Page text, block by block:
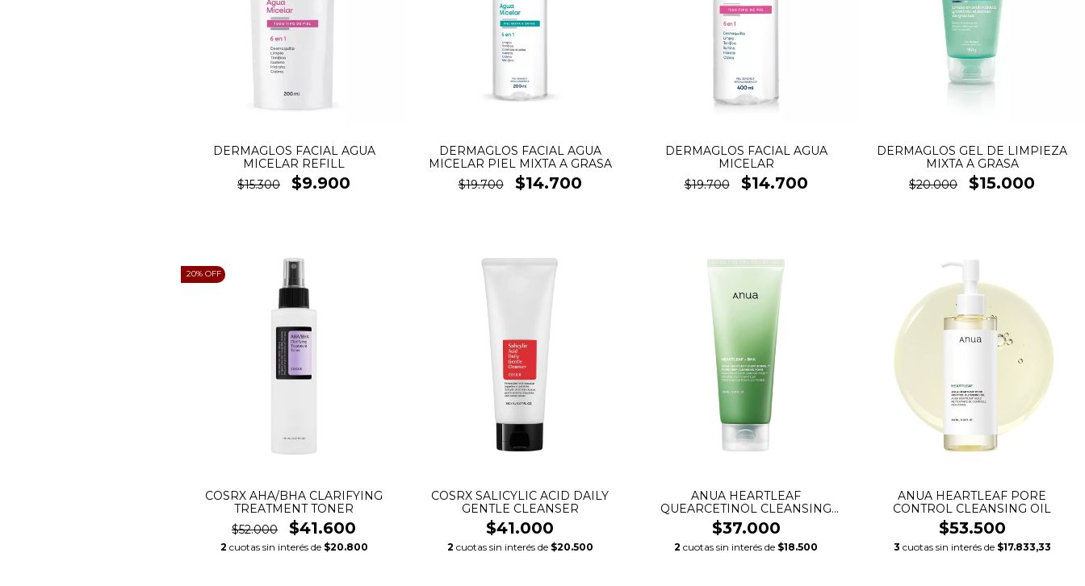
DERMAGLOS FACIAL AGUA
MICELAR REFILL
$15.300
$9.900
DERMAGLOS FACIAL AGUA
MICELAR PIEL MIXTA A GRASA
$19.700
$14.700
DERMAGLOS FACIAL AGUA
MICELAR
$19.700
$14.700
DERMAGLOS GEL DE LIMPIEZA
MIXTA A GRASA
$20.000
$15.000
20% OFF
COSRX AHA/BHA CLARIFYING
TREATMENT TONER
$52.000
$41.600
2 cuotas sin interés de $20.800
COSRX SALICYLIC ACID DAILY
GENTLE CLEANSER
$41.000
2 cuotas sin interés de $20.500
ANUA HEARTLEAF
QUEARCETINOL CLEANSING
FOAM
$37.000
2 cuotas sin interés de $18.500
ANUA HEARTLEAF PORE
CONTROL CLEANSING OIL
$53.500
3 cuotas sin interés de $17.833,33